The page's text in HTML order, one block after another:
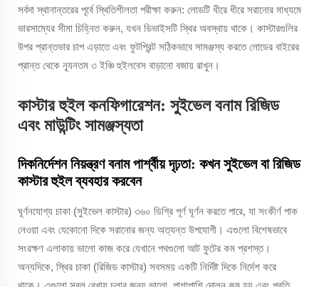
সর্বদা স্থানান্তরের পূর্বে স্থিতিশীলতা পরীক্ষা করুন: লোডটি ধীরে ধীরে সরানোর মাধ্যমে
ভারসাম্যের সীমা চিহ্নিত করুন, যখন ডিভাইসটি স্থির অবস্থায় থাকে। কাস্টারগুলির
উপর প্রান্তভার চাপ এড়াতে এবং ফুটপ্রিন্ট সঠিকভাবে সামঞ্জস্য করতে লোডের বাইরের
প্রান্ত থেকে ন্যূনতম ৩ ইঞ্চি হুইলবেস বাড়ানো বজায় রাখুন।
কাস্টার হুইল কনফিগারেশন: সুইভেল বনাম রিজিড
এবং মাউন্টিং সামঞ্জস্যতা
দিকনির্দেশন নিয়ন্ত্রণ বনাম পার্শ্বীয় দৃঢ়তা: কখন সুইভেল বা রিজিড
কাস্টার হুইল ব্যবহার করবেন
ঘূর্ণনযোগ্য চাকা (সুইভেল কাস্টার) ৩৬০ ডিগ্রি পূর্ণ ঘূর্ণন করতে পারে, যা সংকীর্ণ পাক
নেওয়া এবং যেকোনো দিকে সরানোর জন্য অত্যন্ত উপযোগী। এগুলো বিশেষভাবে
সংরক্ষণ এলাকায় ভালো কাজ করে যেখানে পথগুলো আট ফুটের কম প্রশস্ত।
অন্যদিকে, স্থির চাকা (রিজিড কাস্টার) সবসময় একটি নির্দিষ্ট দিকে নির্দেশ করে